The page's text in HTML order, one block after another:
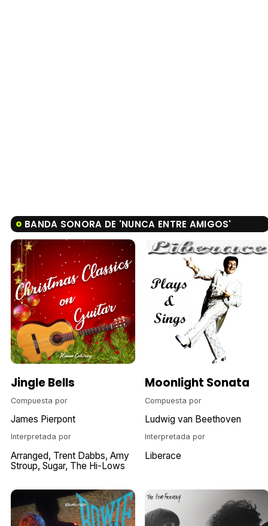
BANDA SONORA DE 'NUNCA ENTRE AMIGOS'
Jingle Bells
Compuesta por
James Pierpont
Interpretada por
Arranged Trent Dabbs Amy
Stroup Sugar, The Hi-Lows
Moonlight Sonata
Compuesta por
Ludwig van Beethoven
Interpretada por
Liberace